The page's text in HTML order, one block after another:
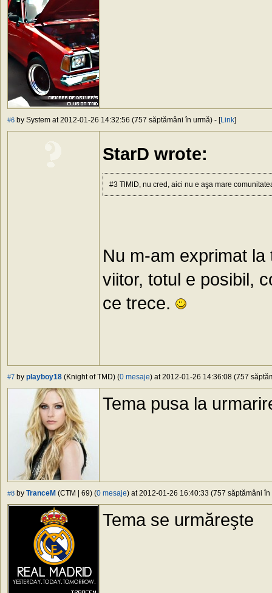
#6 by System at 2012-01-26 14:32:56 (757 săptămâni în urmă) - [Link]
StarD wrote:
#3 TlMlD, nu cred, aici nu e aşa mare
Nu m-am exprimat
viitor, totul e posibil,
ce trece.
#7 by playboy18 (Knight of TMD) (0 mesaje) at 2012-01-26 14:36:08 (757
Tema pusa la
#8 by TranceM (CTM | 69) (0 mesaje) at 2012-01-26 16:40:33 (757 săptămâni în
Tema se urmăreşte